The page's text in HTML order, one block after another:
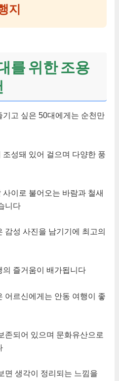
지
를 위한 조용
고 싶은 50대에게는 순천만
성돼 있어 걸으며 다양한 풍
이로 불어오는 바람과 철새
니다
감성 사진을 남기기에 최고의
즐거움이 배가됩니다
어르신에게는 안동 여행이 좋
존되어 있으며 문화유산으로
면 생각이 정리되는 느낌을